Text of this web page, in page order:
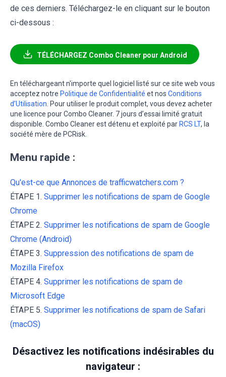
de ces derniers. Téléchargez-le en cliquant sur le bouton
ci-dessous :
TÉLÉCHARGEZ Combo Cleaner pour Android
En téléchargeant n'importe quel logiciel listé sur ce site web vous
acceptez notre Politique de Confidentialité et nos Conditions
d’Utilisation . Pour utiliser le produit complet, vous devez acheter
une licence pour Combo Cleaner. 7 jours d’essai limité gratuit
disponible. Combo Cleaner est détenu et exploité par RCS LT, la
société mère de PCRisk.
Menu rapide :
Qu'est-ce que Annonces de trafficwatchers.com ?
ÉTAPE 1. Supprimer les notifications de spam de Google
Chrome
ÉTAPE 2. Supprimer les notifications de spam de Google
Chrome (Android)
ÉTAPE 3. Suppression des notifications de spam de
Mozilla Firefox
ÉTAPE 4. Supprimer les notifications de spam de
Microsoft Edge
ÉTAPE 5. Supprimer les notifications de spam de Safari
(macOS)
Désactivez les notifications indésirables du
navigateur :